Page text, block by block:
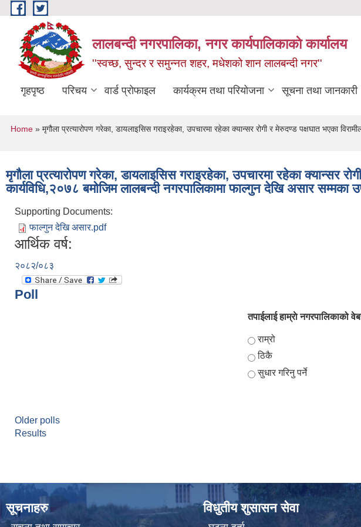
Skip to main content
लालबन्दी नगरपालिका, नगर कार्यपालिकाकाे कार्यालय
''स्वच्छ, सुन्दर र समुन्नत शहर, मधेशको शान लालबन्दी नगर''
गृहपृष्ठ परिचय वार्ड प्रोफाइल कार्यक्रम तथा परियोजना सूचना तथा जानकारी
You are here
Home » मृगौला प्रत्यारोपण गरेका, डायलाइसिस गराइरहेका, उपचारमा रहेका क्यान्सर रोगी र मेरुदण्ड पक्षघात भएका
मृगौला प्रत्यारोपण गरेका, डायलाइसिस गराइरहेका, उपचारमा रहेका क्यान्सर
कार्यविधि,२०७८ बमोजिम लालबन्दी नगरपालिकामा फाल्गुन देखि असार सम्मका
Supporting Documents:
फाल्गुन देखि असार.pdf
आर्थिक वर्ष:
२०८२/०८३
Poll
तपाईलाई हाम्राे नगरपालिकाको
Choices
राम्रो
ठिकै
सुधार गरिनु पर्ने
Older polls
Results
सूचनाहरु विधुतीय शुसासन सेवा